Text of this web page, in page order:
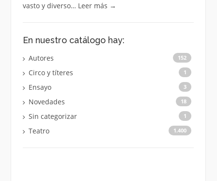
vasto y diverso… Leer más →
En nuestro catálogo hay:
Autores 152
Circo y títeres 1
Ensayo 3
Novedades 18
Sin categorizar 1
Teatro 1.400